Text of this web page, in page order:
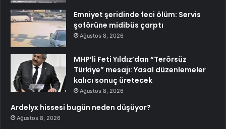
Emniyet şeridinde feci ölüm: Servis
şoförüne midibüs çarptı
Ağustos 8, 2026
MHP’li Feti Yıldız’dan “Terörsüz
Türkiye” mesajı: Yasal düzenlemeler
kalıcı sonuç üretecek
Ağustos 8, 2026
Ardelyx hissesi bugün neden düşüyor?
Ağustos 8, 2026